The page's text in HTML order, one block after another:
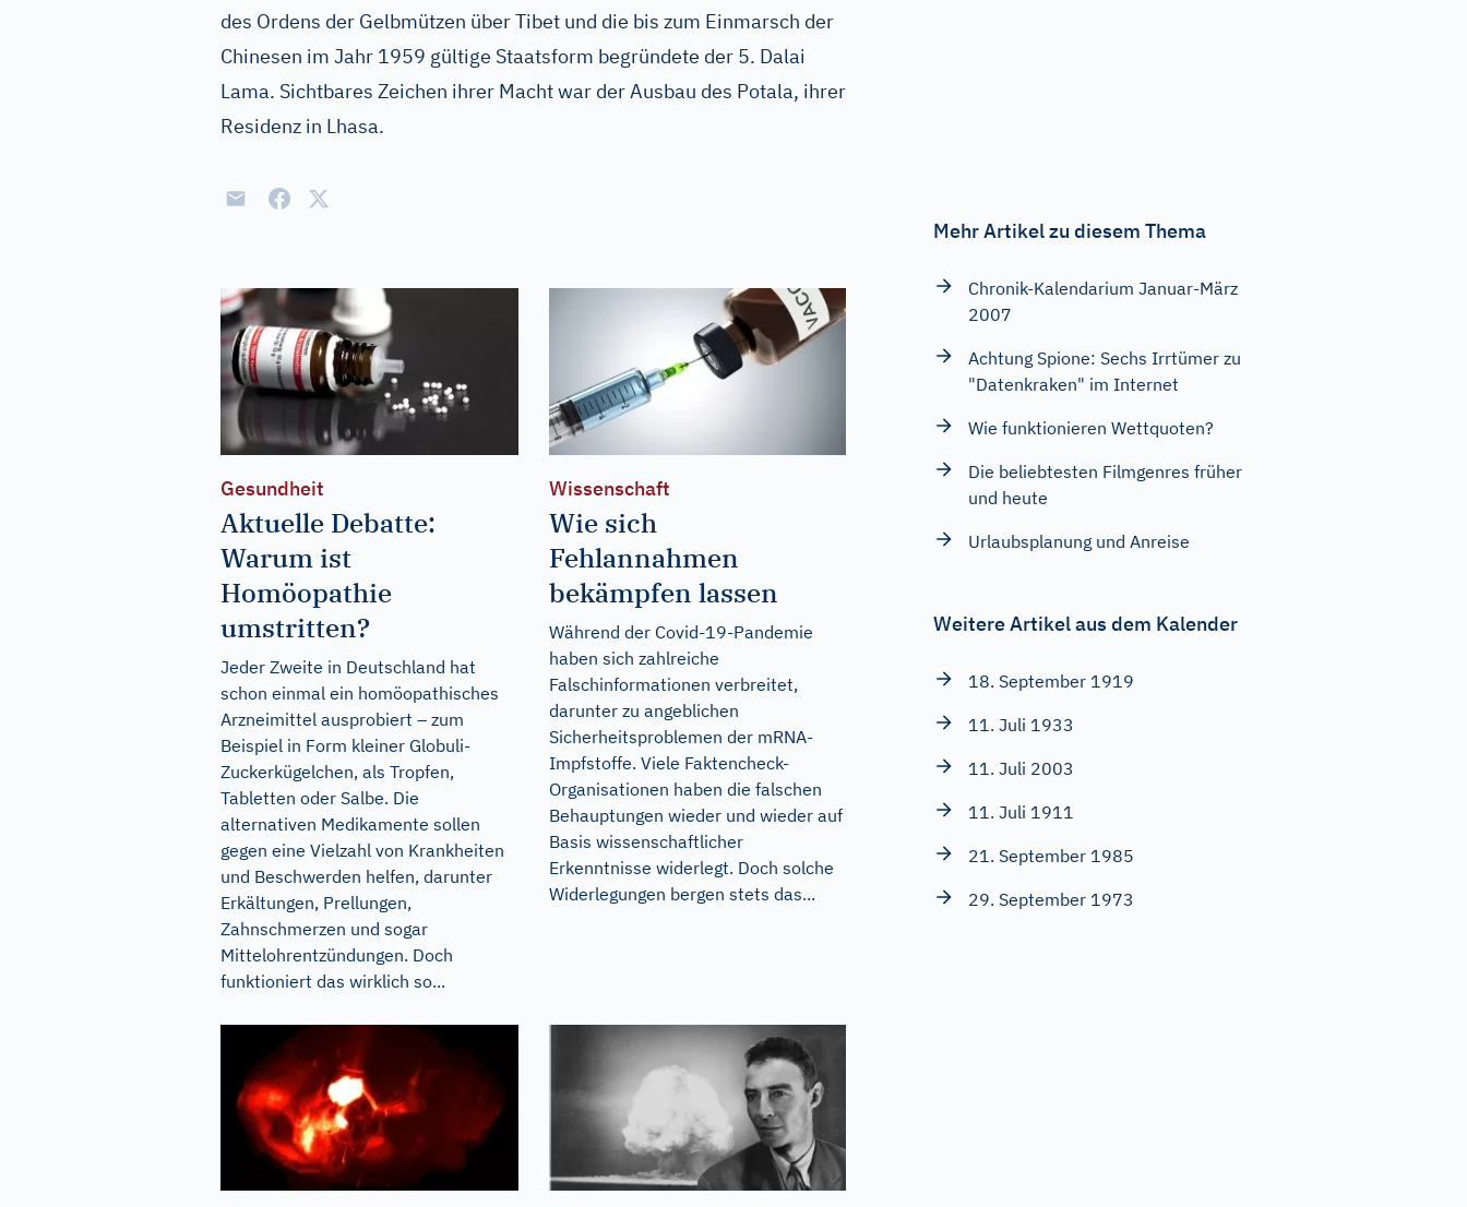
des Ordens der Gelbmützen über Tibet und die bis zum Einmarsch der
Chinesen im Jahr 1959 gültige Staatsform begründete der 5. Dalai
Lama. Sichtbares Zeichen ihrer Macht war der Ausbau des Potala, ihrer
Residenz in Lhasa.
Gesundheit
Aktuelle Debatte:
Warum ist
Homöopathie
umstritten?
Jeder Zweite in Deutschland hat
schon einmal ein homöopathisches
Arzneimittel ausprobiert – zum
Beispiel in Form kleiner Globuli-
Zuckerkügelchen, als Tropfen,
Tabletten oder Salbe. Die
alternativen Medikamente sollen
gegen eine Vielzahl von Krankheiten
und Beschwerden helfen, darunter
Erkältungen, Prellungen,
Zahnschmerzen und sogar
Mittelohrentzündungen. Doch
funktioniert das wirklich so...
Wissenschaft
Wie sich
Fehlannahmen
bekämpfen lassen
Während der Covid-19-Pandemie
haben sich zahlreiche
Falschinformationen verbreitet,
darunter zu angeblichen
Sicherheitsproblemen der mRNA-
Impfstoffe. Viele Faktencheck-
Organisationen haben die falschen
Behauptungen wieder und wieder auf
Basis wissenschaftlicher
Erkenntnisse widerlegt. Doch solche
Widerlegungen bergen stets das...
Mehr Artikel zu diesem Thema
Chronik-Kalendarium Januar-März
2007
Achtung Spione: Sechs Irrtümer zu
"Datenkraken" im Internet
Wie funktionieren Wettquoten?
Die beliebtesten Filmgenres früher
und heute
Urlaubsplanung und Anreise
Weitere Artikel aus dem Kalender
18. September 1919
11. Juli 1933
11. Juli 2003
11. Juli 1911
21. September 1985
29. September 1973